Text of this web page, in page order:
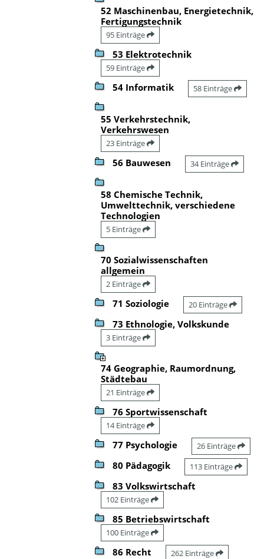
52 Maschinenbau, Energietechnik,
Fertigungstechnik
95 Einträge
53 Elektrotechnik
59 Einträge
54 Informatik 58 Einträge
55 Verkehrstechnik,
Verkehrswesen
23 Einträge
56 Bauwesen 34 Einträge
58 Chemische Technik,
Umwelttechnik, verschiedene
Technologien
5 Einträge
70 Sozialwissenschaften
allgemein
2 Einträge
71 Soziologie 20 Einträge
73 Ethnologie, Volkskunde
3 Einträge
74 Geographie, Raumordnung,
Städtebau
21 Einträge
76 Sportwissenschaft
14 Einträge
77 Psychologie 26 Einträge
80 Pädagogik 113 Einträge
83 Volkswirtschaft
102 Einträge
85 Betriebswirtschaft
100 Einträge
86 Recht 262 Einträge